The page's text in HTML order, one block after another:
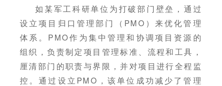
如某军工科研单位为打破部门壁垒，通过
设立项目归口管理部门（PMO）来优化管理
体系。PMO作为集中管理和协调项目资源的
组织，负责制定项目管理标准、流程和工具，
厘清部门的职责与界限，并对项目进行全程监
控。通过设立PMO，该单位成功减少了管理